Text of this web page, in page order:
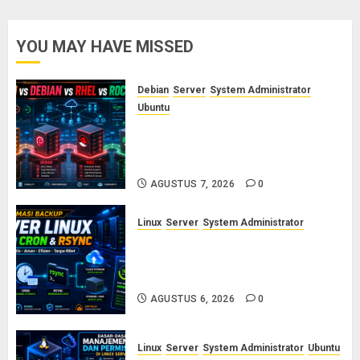
7, 2026
Panduan
Aman
Tanpa
0
YOU MAY HAVE MISSED
Debian Server System Administrator
Ubuntu
AGUSTUS 7, 2026 0
Linux Server System Administrator
AGUSTUS 6, 2026 0
Linux Server System Administrator Ubuntu